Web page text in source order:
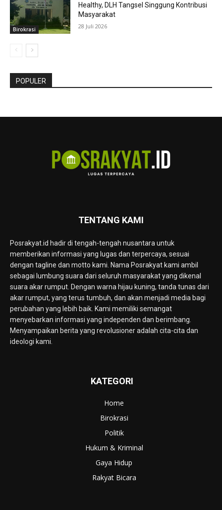
Birokrasi
Healthy, DLH Tangsel Singgung Kontribusi
Masyarakat
28 Juli 2026
POPULER
TENTANG KAMI
Posrakyat.id hadir di tengah-tengah nusantara untuk
memberikan informasi yang lugas dan terpercaya, sesuai
dengan tagline dan motto kami. Nama Posrakyat kami ambil
sebagai lumbung suara dari seluruh masyarakat yang dikenal
suara akar rumput. Dengan warna hijau kuning, tanda tunas dari
akar rumput, yang terus tumbuh, dan akan menjadi media bagi
perubahan yang lebih baik. Kami memiliki semangat
menyebarkan informasi yang independen dan berimbang.
Menyampaikan berita yang revolusioner adalah cita-cita dan
ideologi kami.
KATEGORI
Home
Birokrasi
Politik
Hukum & Kriminal
Gaya Hidup
Rakyat Bicara